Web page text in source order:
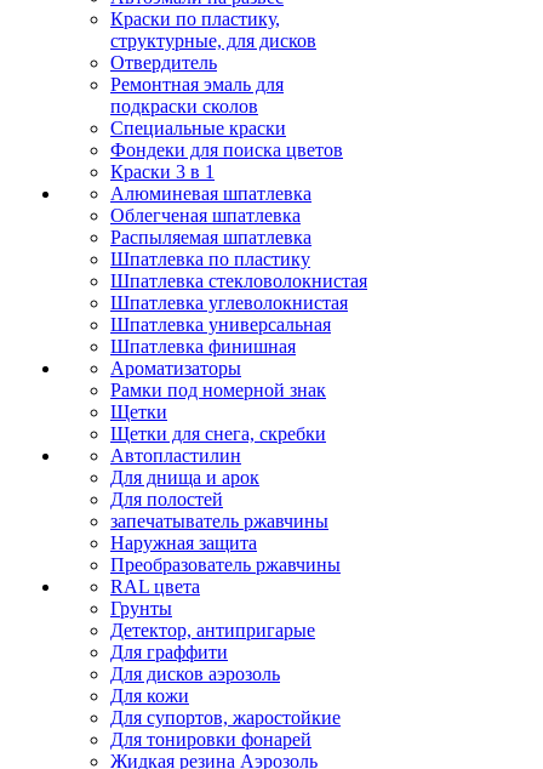
Краски по пластику,
структурные, для дисков
Отвердитель
Ремонтная эмаль для
подкраски сколов
Специальные краски
Фондеки для поиска цветов
Краски 3 в 1
Алюминевая шпатлевка
Облегченая шпатлевка
Распыляемая шпатлевка
Шпатлевка по пластику
Шпатлевка стекловолокнистая
Шпатлевка углеволокнистая
Шпатлевка универсальная
Шпатлевка финишная
Ароматизаторы
Рамки под номерной знак
Щетки
Щетки для снега, скребки
Автопластилин
Для днища и арок
Для полостей
запечатыватель ржавчины
Наружная защита
Преобразователь ржавчины
RAL цвета
Грунты
Детектор, антипригарые
Для граффити
Для дисков аэрозоль
Для кожи
Для супортов, жаростойкие
Для тонировки фонарей
Жидкая резина Аэрозоль